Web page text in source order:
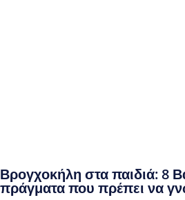
Βρογχοκήλη στα παιδιά: 8
πράγματα που πρέπει να